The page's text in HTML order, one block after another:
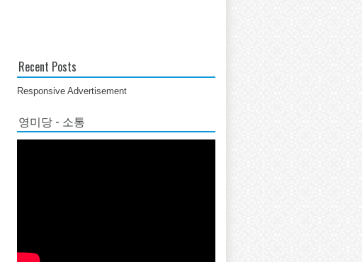
Recent Posts
Responsive Advertisement
영미당 - 소통